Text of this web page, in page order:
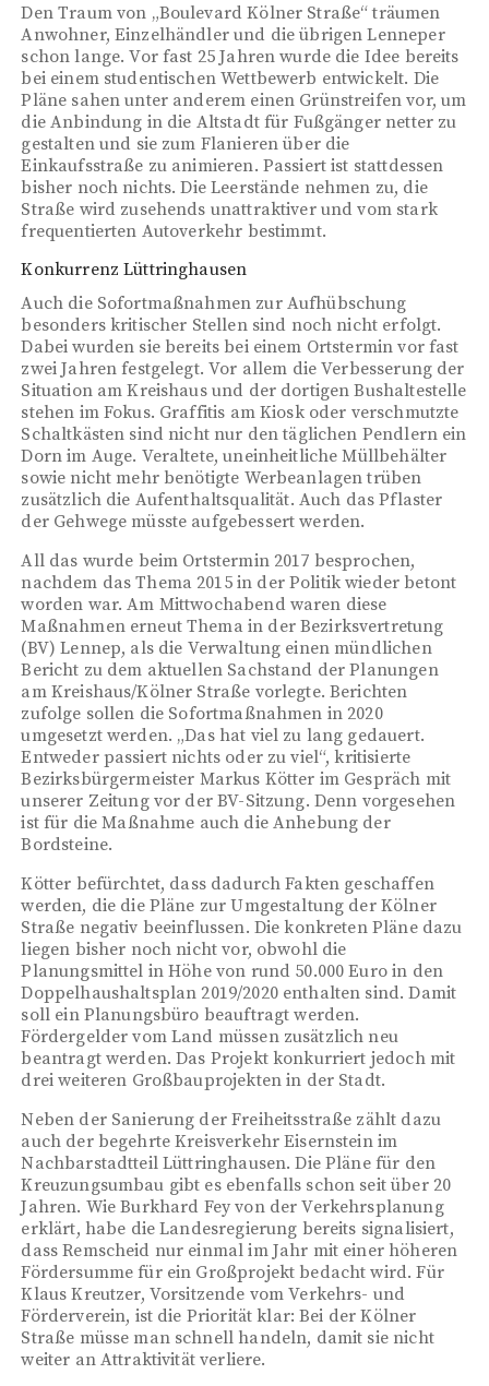
Den Traum von „Boulevard Kölner Straße“ träumen
Anwohner, Einzelhändler und die übrigen Lenneper
schon lange. Vor fast 25 Jahren wurde die Idee bereits
bei einem studentischen Wettbewerb entwickelt. Die
Pläne sahen unter anderem einen Grünstreifen vor, um
die Anbindung in die Altstadt für Fußgänger netter zu
gestalten und sie zum Flanieren über die
Einkaufsstraße zu animieren. Passiert ist stattdessen
bisher noch nichts. Die Leerstände nehmen zu, die
Straße wird zusehends unattraktiver und vom stark
frequentierten Autoverkehr bestimmt.
Konkurrenz Lüttringhausen
Auch die Sofortmaßnahmen zur Aufhübschung
besonders kritischer Stellen sind noch nicht erfolgt.
Dabei wurden sie bereits bei einem Ortstermin vor fast
zwei Jahren festgelegt. Vor allem die Verbesserung der
Situation am Kreishaus und der dortigen Bushaltestelle
stehen im Fokus. Graffitis am Kiosk oder verschmutzte
Schaltkästen sind nicht nur den täglichen Pendlern ein
Dorn im Auge. Veraltete, uneinheitliche Müllbehälter
sowie nicht mehr benötigte Werbeanlagen trüben
zusätzlich die Aufenthaltsqualität. Auch das Pflaster
der Gehwege müsste aufgebessert werden.
All das wurde beim Ortstermin 2017 besprochen,
nachdem das Thema 2015 in der Politik wieder betont
worden war. Am Mittwochabend waren diese
Maßnahmen erneut Thema in der Bezirksvertretung
(BV) Lennep, als die Verwaltung einen mündlichen
Bericht zu dem aktuellen Sachstand der Planungen
am Kreishaus/Kölner Straße vorlegte. Berichten
zufolge sollen die Sofortmaßnahmen in 2020
umgesetzt werden. „Das hat viel zu lang gedauert.
Entweder passiert nichts oder zu viel“, kritisierte
Bezirksbürgermeister Markus Kötter im Gespräch mit
unserer Zeitung vor der BV-Sitzung. Denn vorgesehen
ist für die Maßnahme auch die Anhebung der
Bordsteine.
Kötter befürchtet, dass dadurch Fakten geschaffen
werden, die die Pläne zur Umgestaltung der Kölner
Straße negativ beeinflussen. Die konkreten Pläne dazu
liegen bisher noch nicht vor, obwohl die
Planungsmittel in Höhe von rund 50.000 Euro in den
Doppelhaushaltsplan 2019/2020 enthalten sind. Damit
soll ein Planungsbüro beauftragt werden.
Fördergelder vom Land müssen zusätzlich neu
beantragt werden. Das Projekt konkurriert jedoch mit
drei weiteren Großbauprojekten in der Stadt.
Neben der Sanierung der Freiheitsstraße zählt dazu
auch der begehrte Kreisverkehr Eisernstein im
Nachbarstadtteil Lüttringhausen. Die Pläne für den
Kreuzungsumbau gibt es ebenfalls schon seit über 20
Jahren. Wie Burkhard Fey von der Verkehrsplanung
erklärt, habe die Landesregierung bereits signalisiert,
dass Remscheid nur einmal im Jahr mit einer höheren
Fördersumme für ein Großprojekt bedacht wird. Für
Klaus Kreutzer, Vorsitzende vom Verkehrs- und
Förderverein, ist die Priorität klar: Bei der Kölner
Straße müsse man schnell handeln, damit sie nicht
weiter an Attraktivität verliere.